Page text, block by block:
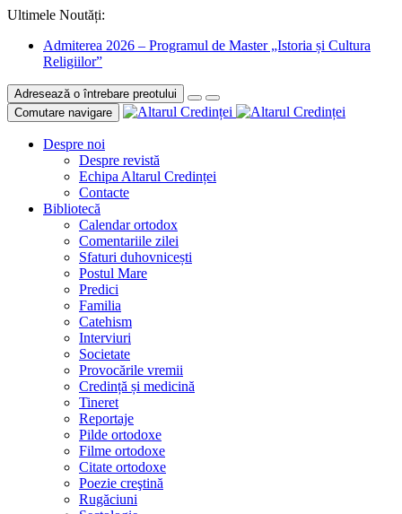
Ultimele Noutăți:
Admiterea 2026 – Programul de Master „Istoria și Cultura
Religiilor”
Adresează o întrebare preotului
Comutare navigare
Despre noi
Despre revistă
Echipa Altarul Credinței
Contacte
Bibliotecă
Calendar ortodox
Comentariile zilei
Sfaturi duhovnicești
Postul Mare
Predici
Familia
Catehism
Interviuri
Societate
Provocările vremii
Credință și medicină
Tineret
Reportaje
Pilde ortodoxe
Filme ortodoxe
Citate ortodoxe
Poezie creştină
Rugăciuni